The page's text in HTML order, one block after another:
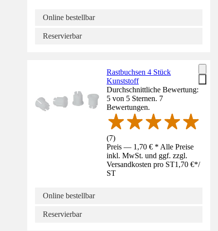
Online bestellbar
Reservierbar
Rastbuchsen 4 Stück
Kunststoff
Durchschnittliche Bewertung:
5 von 5 Sternen. 7
Bewertungen.
(7)
Preis — 1,70 € * Alle Preise
inkl. MwSt. und ggf. zzgl.
Versandkosten pro ST1,70 €*/
ST
Online bestellbar
Reservierbar